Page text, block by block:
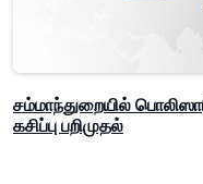
சம்மாந்துறையில்
கசிப்பு பறிமுதல்